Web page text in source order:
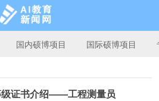
AI教育新闻网
国内硕博项目 国际硕博项目
级证书介绍——工程测量员